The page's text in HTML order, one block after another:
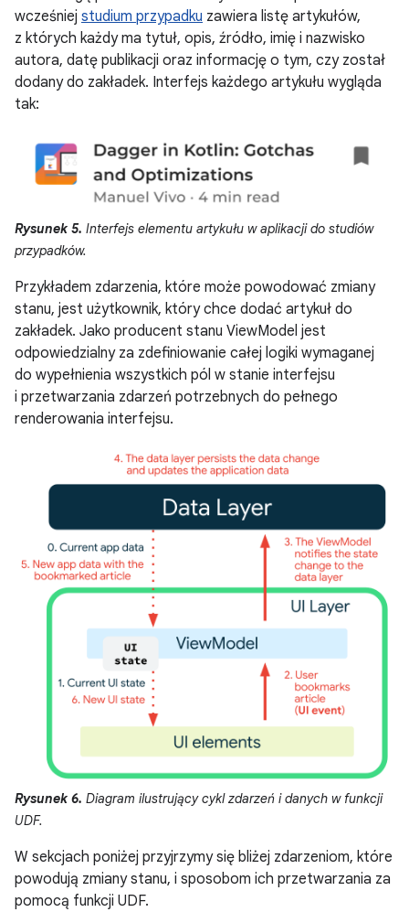
wcześniej studium przypadku zawiera listę artykułów,
z których każdy ma tytuł, opis, źródło, imię i nazwisko
autora, datę publikacji oraz informację o tym, czy został
dodany do zakładek. Interfejs każdego artykułu wygląda
tak:
Rysunek 5. Interfejs elementu artykułu w aplikacji do studiów
przypadków.
Przykładem zdarzenia, które może powodować zmiany
stanu, jest użytkownik, który chce dodać artykuł do
zakładek. Jako producent stanu ViewModel jest
odpowiedzialny za zdefiniowanie całej logiki wymaganej
do wypełnienia wszystkich pól w stanie interfejsu
i przetwarzania zdarzeń potrzebnych do pełnego
renderowania interfejsu.
Rysunek 6. Diagram ilustrujący cykl zdarzeń i danych w funkcji
UDF.
W sekcjach poniżej przyjrzymy się bliżej zdarzeniom, które
powodują zmiany stanu, i sposobom ich przetwarzania za
pomocą funkcji UDF.